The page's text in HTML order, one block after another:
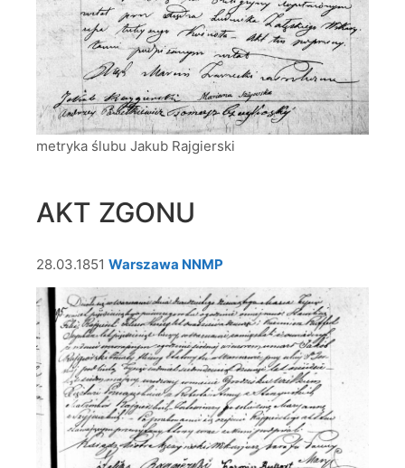
metryka ślubu Jakub Rajgierski
AKT ZGONU
28.03.1851 Warszawa NNMP